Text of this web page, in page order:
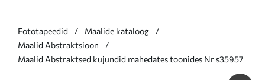
Fototapeedid
Maalide kataloog
Maalid Abstraktsioon
Maalid Abstraktsed kujundid mahedates toonides Nr s35957